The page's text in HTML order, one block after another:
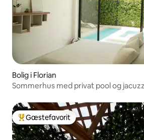
Bolig i Florian
Sommerhus med privat pool og
Bedste gæstefavorit
Gæstefavorit